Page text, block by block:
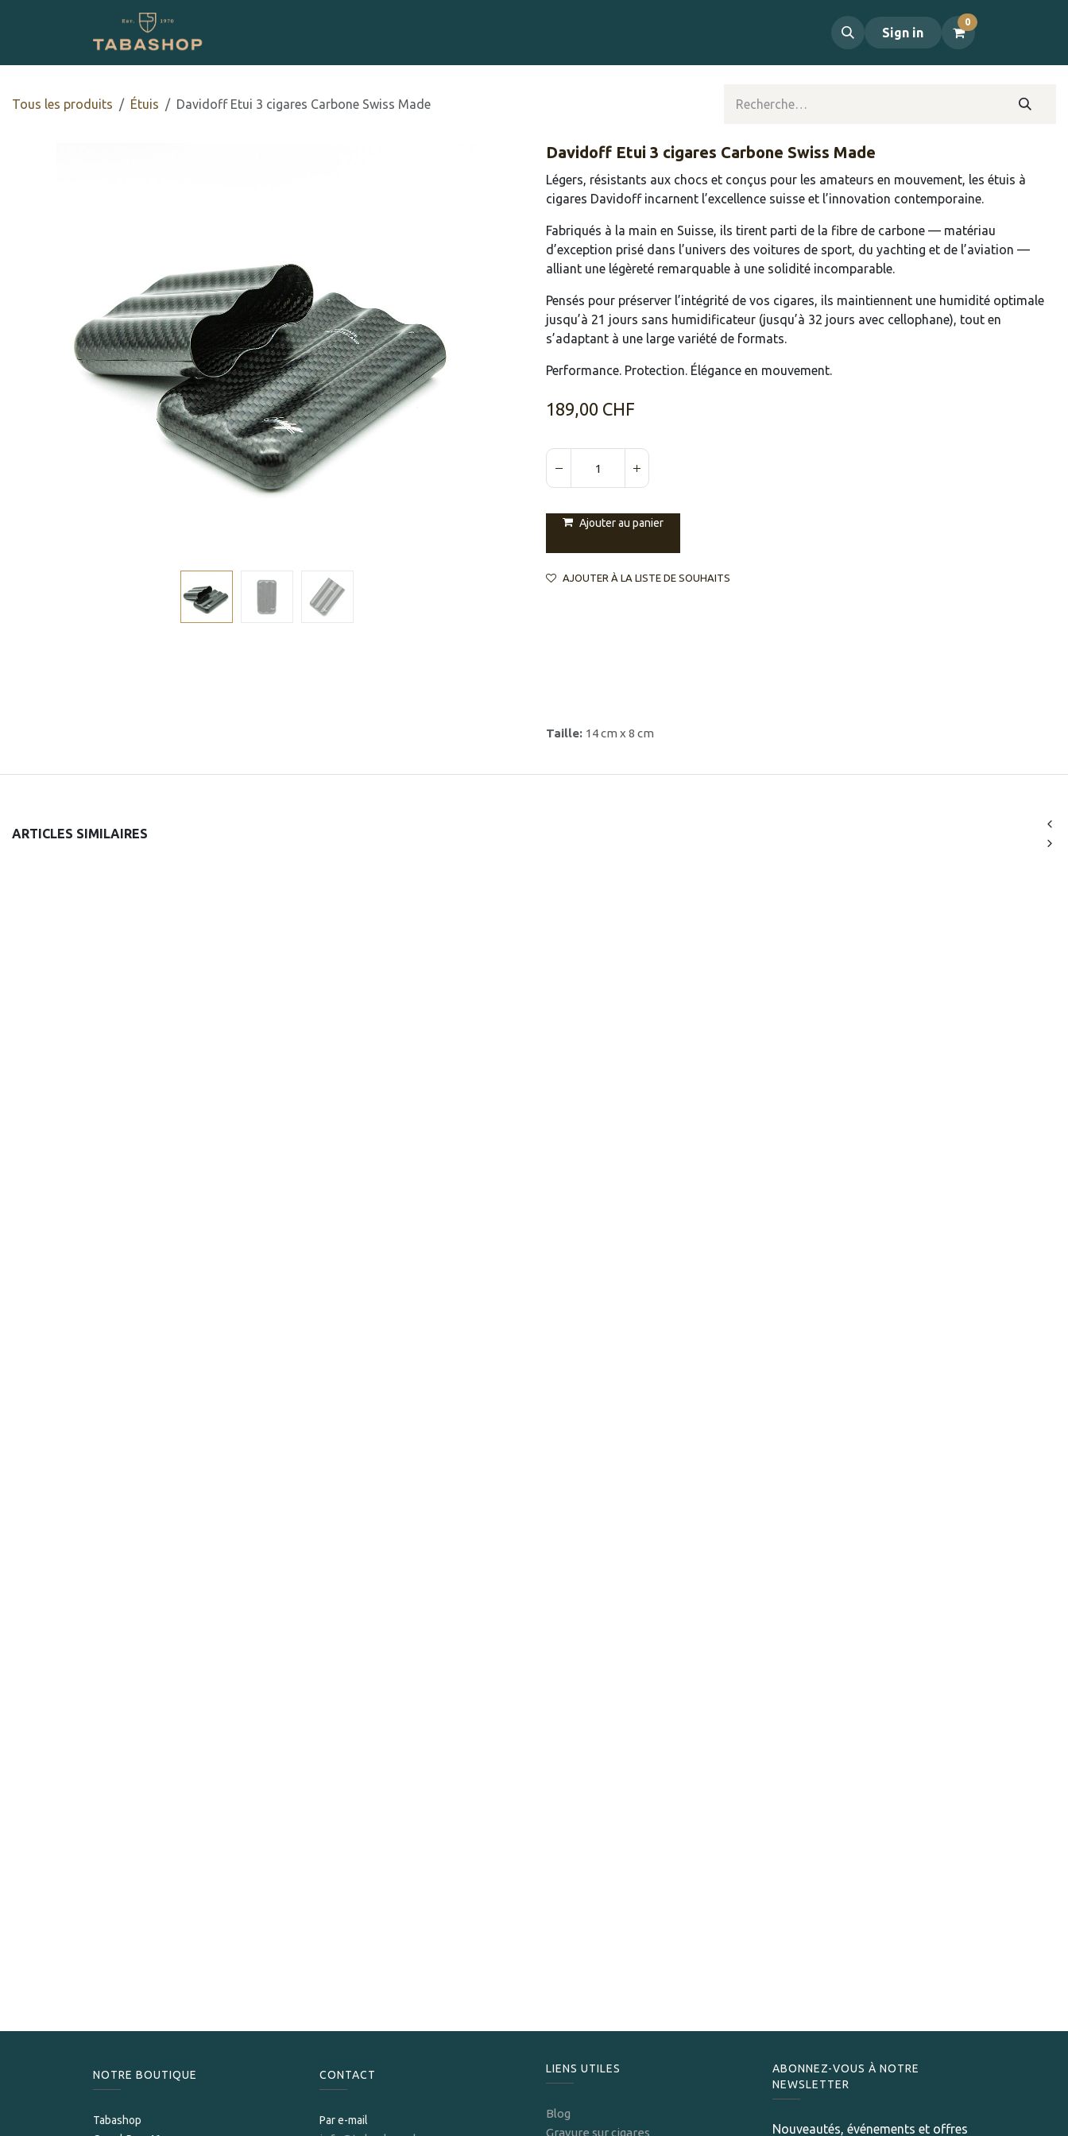
Sign in
0
Tous les produits ​Étuis Davidoff Etui 3 cigares Carbone Swiss Made
Davidoff Etui 3 cigares Carbone Swiss Made
Légers, résistants aux chocs et conçus pour les amateurs en mouvement, les étuis à
cigares Davidoff incarnent l’excellence suisse et l’innovation contemporaine.
Fabriqués à la main en Suisse, ils tirent parti de la fibre de carbone — matériau
d’exception prisé dans l’univers des voitures de sport, du yachting et de l’aviation —
alliant une légèreté remarquable à une solidité incomparable.
Pensés pour préserver l’intégrité de vos cigares, ils maintiennent une humidité optimale
jusqu’à 21 jours sans humidificateur (jusqu’à 32 jours avec cellophane), tout en
s’adaptant à une large variété de formats.
Performance. Protection. Élégance en mouvement.
189,00 CHF
Ajouter au panier
AJOUTER À LA LISTE DE SOUHAITS
Taille: 14 cm x 8 cm
ARTICLES SIMILAIRES
NOTRE BOUTIQUE
Tabashop
CONTACT
Par e-mail
LIENS UTILES
Blog
Gravure sur cigares
ABONNEZ-VOUS À NOTRE
NEWSLETTER
Nouveautés, événements et offres